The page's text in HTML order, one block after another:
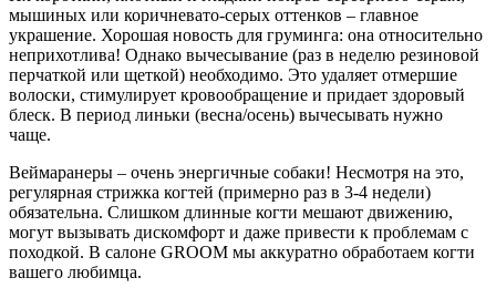
мышиных или коричневато-серых оттенков – главное
украшение. Хорошая новость для груминга: она относительно
неприхотлива! Однако вычесывание (раз в неделю резиновой
перчаткой или щеткой) необходимо. Это удаляет отмершие
волоски, стимулирует кровообращение и придает здоровый
блеск. В период линьки (весна/осень) вычесывать нужно
чаще.
Веймаранеры – очень энергичные собаки! Несмотря на это,
регулярная стрижка когтей (примерно раз в 3-4 недели)
обязательна. Слишком длинные когти мешают движению,
могут вызывать дискомфорт и даже привести к проблемам с
походкой. В салоне GROOM мы аккуратно обработаем когти
вашего любимца.